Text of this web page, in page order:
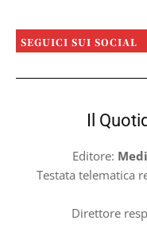
SEGUICI SUI SOCIAL
Il
Editore:
Testata telematica
Direttore